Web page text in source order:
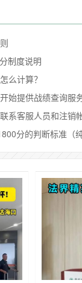
制度说明
么计算？
始提供战绩查询服
系客服人员和注销
分的判断标准（纯个